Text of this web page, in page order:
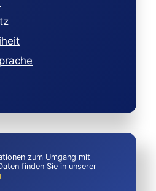
zum Umgang mit
finden Sie in unserer